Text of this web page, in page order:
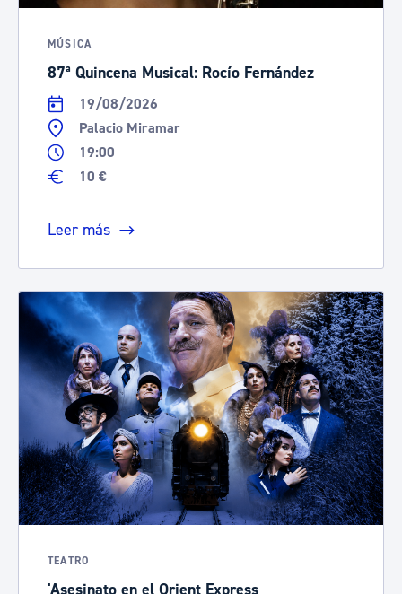
MÚSICA
87ª Quincena Musical: Rocío Fernández
19/08/2026
Palacio Miramar
19:00
10 €
Leer más
TEATRO